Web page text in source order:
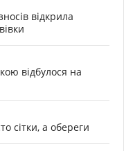
відкрила
відбулося на
сітки, а обереги